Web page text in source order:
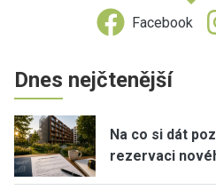
Facebook
Dnes nejčtenější
Na co si dát
rezervaci